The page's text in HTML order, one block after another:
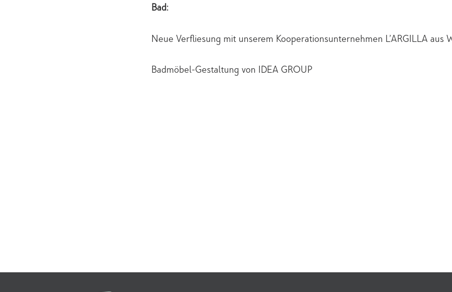
Bad:
Neue Verfliesung mit unserem Kooperationsunternehmen L’ARGILLA aus
Badmöbel-Gestaltung von IDEA GROUP